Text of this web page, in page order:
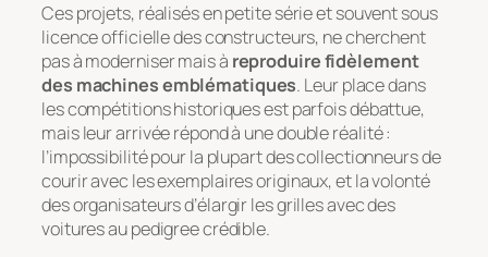
Ces projets, réalisés en petite série et souvent sous
licence officielle des constructeurs, ne cherchent
pas à moderniser mais à reproduire fidèlement
des machines emblématiques. Leur place dans
les compétitions historiques est parfois débattue,
mais leur arrivée répond à une double réalité :
l’impossibilité pour la plupart des collectionneurs de
courir avec les exemplaires originaux, et la volonté
des organisateurs d’élargir les grilles avec des
voitures au pedigree crédible.